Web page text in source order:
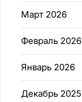
Март 2026
Февраль 2026
Январь 2026
Декабрь 2025